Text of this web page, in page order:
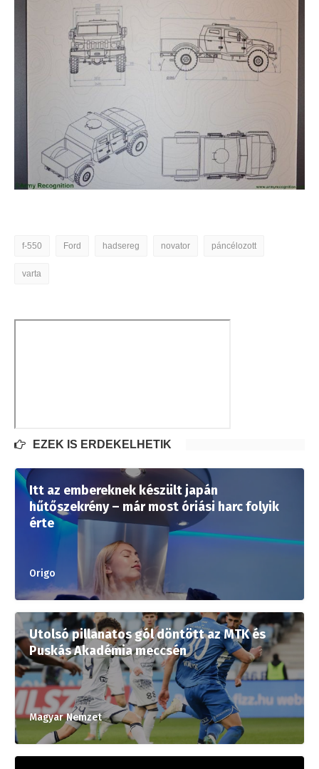
f-550 Ford hadsereg novator páncélozott
varta
EZEK IS ÉRDEKELHETIK
Itt az embereknek készült japán
hűtőszekrény – már most óriási harc folyik
érte
Origo
Utolsó pillanatos gól döntött az MTK és
Puskás Akadémia meccsén
Magyar Nemzet